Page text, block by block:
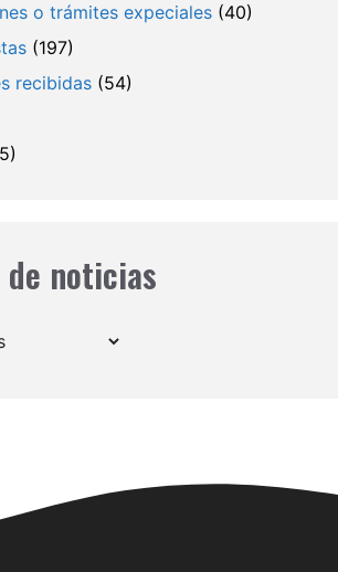
o trámites expeciales (40)
(197)
recibidas (54)
noticias